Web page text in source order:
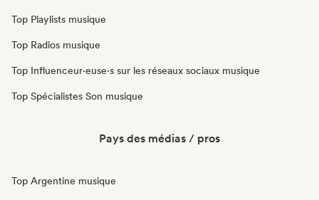
Top Playlists musique
Top Radios musique
Top Influenceur·euse·s sur les réseaux sociaux musique
Top Spécialistes Son musique
Pays des médias / pros
Top Argentine musique